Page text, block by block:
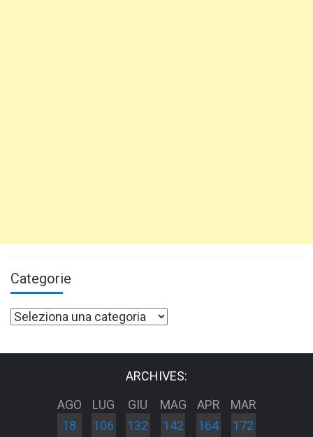
Categorie
Categorie
ARCHIVES:
AGO
18
LUG
106
GIU
132
MAG
142
APR
164
MAR
172